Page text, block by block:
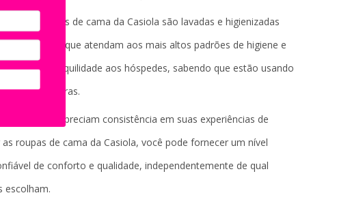
As roupas de cama da Casiola são lavadas e higienizadas
garantindo que atendam aos mais altos padrões de higiene e
tranquilidade aos hóspedes, sabendo que estão usando
e seguras.
Os hóspedes apreciam consistência em suas experiências de
roupas de cama da Casiola, você pode fornecer um nível
de conforto e qualidade, independentemente de qual
escolham.